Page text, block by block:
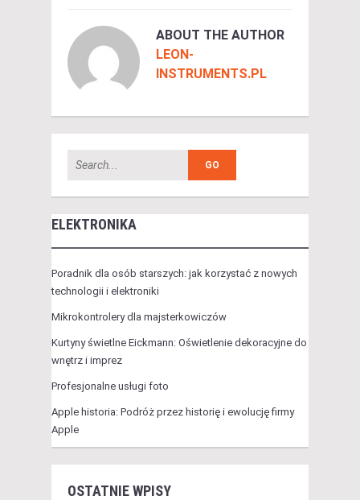
ABOUT THE AUTHOR
LEON-
INSTRUMENTS.PL
ELEKTRONIKA
Poradnik dla osób starszych: jak korzystać z nowych
technologii i elektroniki
Mikrokontrolery dla majsterkowiczów
Kurtyny świetlne Eickmann: Oświetlenie dekoracyjne do
wnętrz i imprez
Profesjonalne usługi foto
Apple historia: Podróż przez historię i ewolucję firmy
Apple
OSTATNIE WPISY